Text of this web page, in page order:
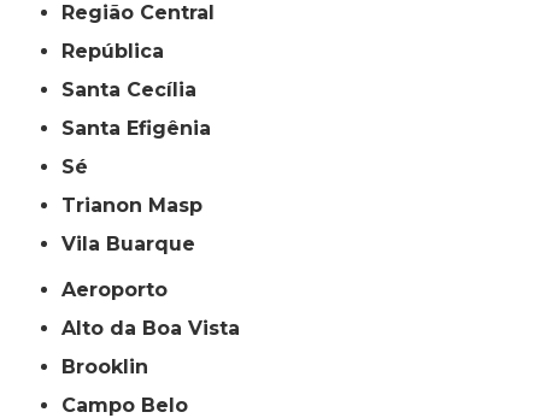
Região Central
República
Santa Cecília
Santa Efigênia
Sé
Trianon Masp
Vila Buarque
Aeroporto
Alto da Boa Vista
Brooklin
Campo Belo